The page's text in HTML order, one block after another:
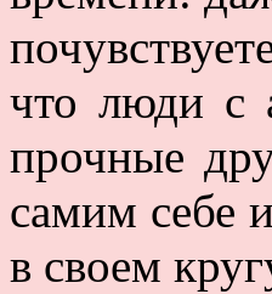
что люди с
прочные
самим себе
в своем